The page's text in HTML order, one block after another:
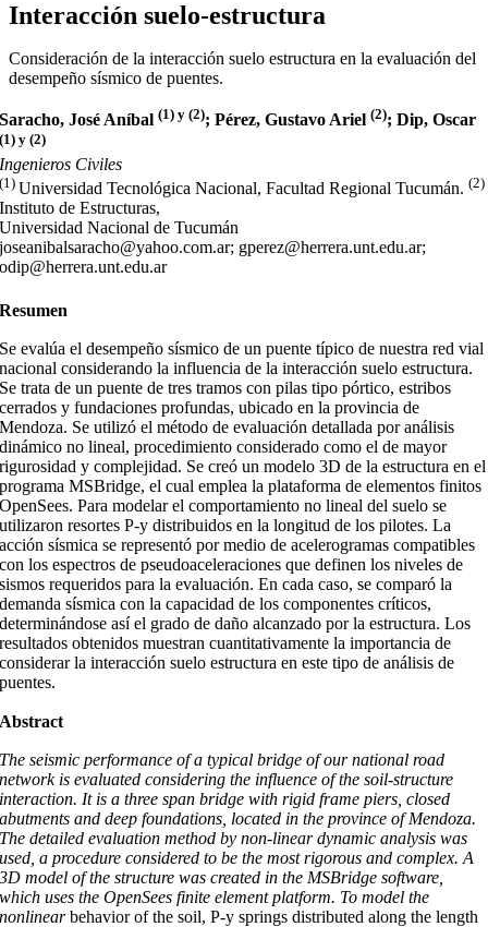
Interacción suelo-estructura
Consideración de la interacción suelo estructura en la evaluación del
desempeño sísmico de puentes.
Saracho, José Aníbal(1) y (2); Pérez, Gustavo Ariel(2); Dip, Oscar
(1) y (2)
Ingenieros Civiles
(1)Universidad Tecnológica Nacional, Facultad Regional Tucumán.(2)
Instituto de Estructuras,
Universidad Nacional de Tucumán
joseanibalsaracho@yahoo.com.ar; gperez@herrera.unt.edu.ar;
odip@herrera.unt.edu.ar
Resumen
Se evalúa el desempeño sísmico de un puente típico de nuestra red vial
nacional considerando la influencia de la interacción suelo estructura.
Se trata de un puente de tres tramos con pilas tipo pórtico, estribos
cerrados y fundaciones profundas, ubicado en la provincia de
Mendoza. Se utilizó el método de evaluación detallada por análisis
dinámico no lineal, procedimiento considerado como el de mayor
rigurosidad y complejidad. Se creó un modelo 3D de la estructura en el
programa MSBridge, el cual emplea la plataforma de elementos finitos
OpenSees. Para modelar el comportamiento no lineal del suelo se
utilizaron resortes P-y distribuidos en la longitud de los pilotes. La
acción sísmica se representó por medio de acelerogramas compatibles
con los espectros de pseudoaceleraciones que definen los niveles de
sismos requeridos para la evaluación. En cada caso, se comparó la
demanda sísmica con la capacidad de los componentes críticos,
determinándose así el grado de daño alcanzado por la estructura. Los
resultados obtenidos muestran cuantitativamente la importancia de
considerar la interacción suelo estructura en este tipo de análisis de
puentes.
Abstract
The seismic performance of a typical bridge of our national road
network is evaluatedconsidering the influence of the soil-structure
interaction. It is a three span bridge withrigid frame piers, closed
abutments and deep foundations, located in the province ofMendoza.
The detailed evaluation method by non-linear dynamic analysis was
used,a procedure considered to be the most rigorous and complex. A
3D model of thestructure was created in the MSBridge software,
which uses the OpenSees finiteelement platform. To model the
nonlinearbehavior of the soil, P-y springs distributed along the length